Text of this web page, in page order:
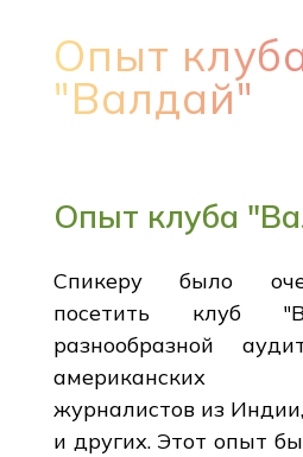
Опыт
"Валдай"
Опыт клуба
Спикеру было
посетить клуб
разнообразной
американских
журналистов из
и других. Этот опыт